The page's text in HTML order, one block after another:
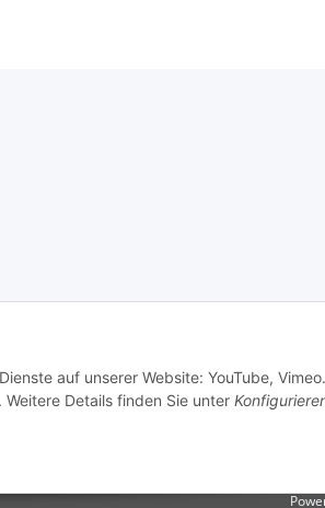
auf unserer Website: YouTube,
Details finden Sie unter